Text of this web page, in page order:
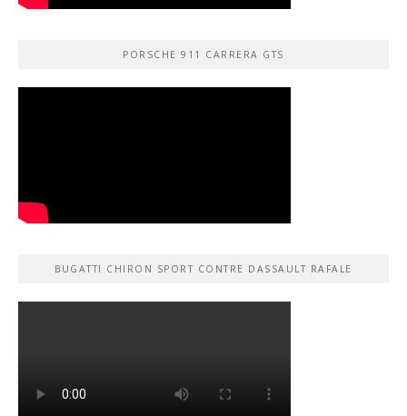
PORSCHE 911 CARRERA GTS
BUGATTI CHIRON SPORT CONTRE DASSAULT RAFALE